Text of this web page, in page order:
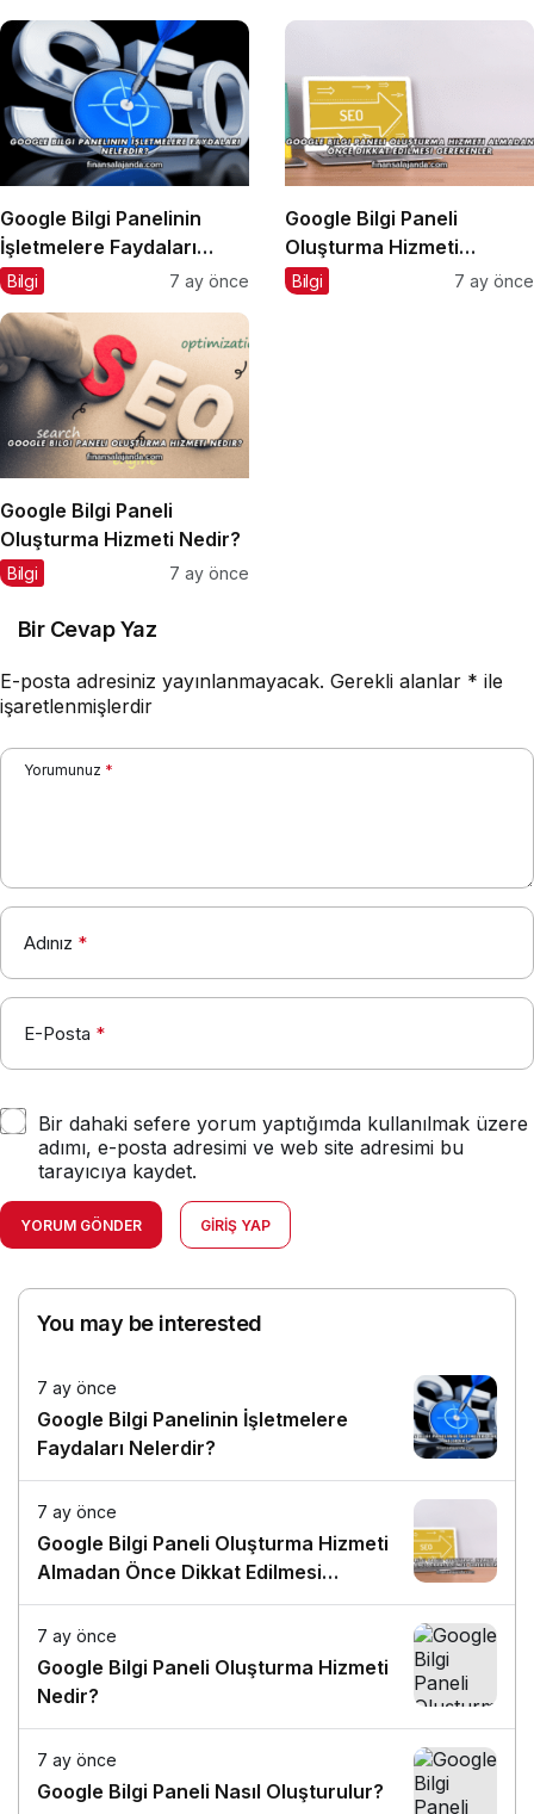
Google Bilgi Panelinin
İşletmelere Faydaları
Nelerdir?
Bilgi 7 ay önce
Google Bilgi Paneli
Oluşturma Hizmeti
Almadan Önce Dikkat
Bilgi 7 ay önce
Google Bilgi Paneli
Oluşturma Hizmeti Nedir?
Bilgi 7 ay önce
Bir Cevap Yaz
E-posta adresiniz yayınlanmayacak. Gerekli alanlar * ile
işaretlenmişlerdir
Yorumunuz *
Adınız *
E-Posta *
Bir dahaki sefere yorum yaptığımda kullanılmak üzere
adımı, e-posta adresimi ve web site adresimi bu
tarayıcıya kaydet.
YORUM GÖNDER GIRIŞ YAP
You may be interested
7 ay önce
Google Bilgi Panelinin İşletmelere
Faydaları Nelerdir?
7 ay önce
Google Bilgi Paneli Oluşturma Hizmeti
Almadan Önce Dikkat Edilmesi
Gerekenler
7 ay önce
Google Bilgi Paneli Oluşturma Hizmeti
Nedir?
7 ay önce
Google Bilgi Paneli Nasıl Oluşturulur?